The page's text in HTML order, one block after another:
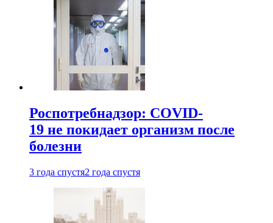
Роспотребнадзор: COVID-
19 не покидает организм после
болезни
3 года спустя2 года спустя